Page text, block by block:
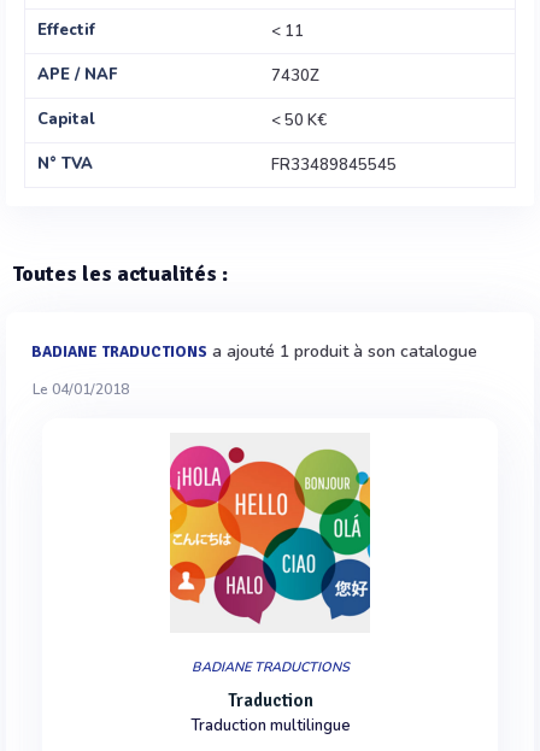
Effectif
< 11
APE / NAF
7430Z
Capital
< 50 K€
N° TVA
FR33489845545
Toutes les actualités :
BADIANE TRADUCTIONS a ajouté 1 produit à son catalogue
Le 04/01/2018
BADIANE TRADUCTIONS
Traduction
Traduction multilingue